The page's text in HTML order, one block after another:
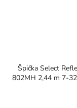
Špička Select
802MH 2,44 m 7-